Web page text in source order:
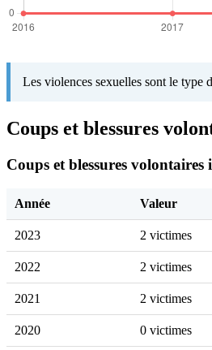
Les violences sexuelles sont le type
Coups et blessures
Coups et blessures
Année Valeur
2023 2 victimes
2022 2 victimes
2021 2 victimes
2020 0 victimes